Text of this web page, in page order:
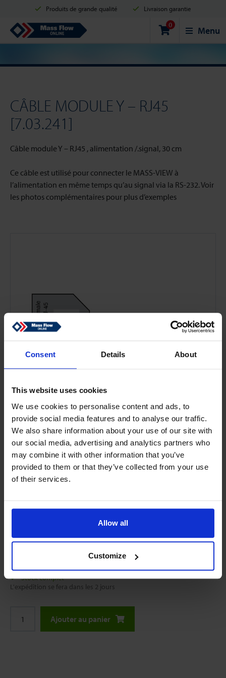
Consent Details About
This website uses cookies
We use cookies to personalise content and ads, to
provide social media features and to analyse our traffic.
We also share information about your use of our site with
our social media, advertising and analytics partners who
may combine it with other information that you’ve
provided to them or that they’ve collected from your use
of their services.
Allow all
Customize
Produits de grande qualité Livraison garantie
Expédition en 2 jours ouvrés Achats sécurisés
Options de paiement: Carte de crédit, PayPal ou Virement bancaire.
Mass Flow Online 0 Menu
CÂBLE MODULE Y – RJ45
[7.03.241]
Câble module Y – RJ45 , alimentation /.signal, 30 cm
Ce câble est utilisé pour connecter le MASS-VIEW à
l’alimentation en même temps qu’au signal via la RS-232. Voir
les photos complémentaires pour plus d’exemples
Les prix en ligne commencent à partir de :
Stock complet
L'expédition se fera dans les 2 jours
Ajouter au panier